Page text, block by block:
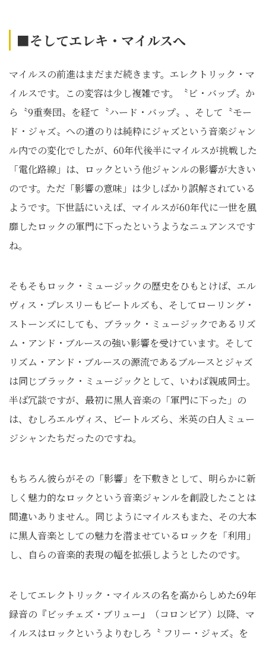
■そしてエレキ・マイルスへ
マイルスの前進はまだまだ続きます。エレクトリック・マ
イルスです。この変容は少し複雑です。〝ビ・バップ〟か
ら〝9重奏団〟を経て〝ハード・バップ〟、そして〝モー
ド・ジャズ〟への道のりは純粋にジャズという音楽ジャン
ル内での変化でしたが、60年代後半にマイルスが挑戦した
「電化路線」は、ロックという他ジャンルの影響が大きい
のです。ただ「影響の意味」は少しばかり誤解されている
ようです。下世話にいえば、マイルスが60年代に一世を風
靡したロックの軍門に下ったというようなニュアンスです
ね。
そもそもロック・ミュージックの歴史をひもとけば、エル
ヴィス・プレスリーもビートルズも、そしてローリング・
ストーンズにしても、ブラック・ミュージックであるリズ
ム・アンド・ブルースの強い影響を受けています。そして
リズム・アンド・ブルースの源流であるブルースとジャズ
は同じブラック・ミュージックとして、いわば親戚同士。
半ば冗談ですが、最初に黒人音楽の「軍門に下った」の
は、むしろエルヴィス、ビートルズら、米英の白人ミュー
ジシャンたちだったのですね。
もちろん彼らがその「影響」を下敷きとして、明らかに新
しく魅力的なロックという音楽ジャンルを創設したことは
間違いありません。同じようにマイルスもまた、その大本
に黒人音楽としての魅力を潜ませているロックを「利用」
し、自らの音楽的表現の幅を拡張しようとしたのです。
そしてエレクトリック・マイルスの名を高からしめた69年
録音の『ビッチェズ・ブリュー』（コロンビア）以降、マ
イルスはロックというよりむしろ〝 フリー・ジャズ〟を